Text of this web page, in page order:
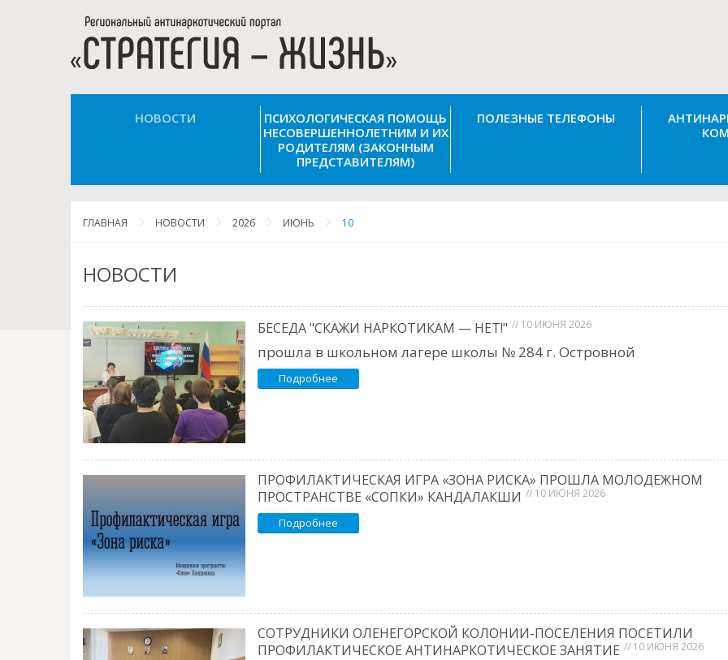
НОВОСТИ
ПСИХОЛОГИЧЕСКАЯ ПОМОЩЬ
НЕСОВЕРШЕННОЛЕТНИМ И ИХ
РОДИТЕЛЯМ (ЗАКОННЫМ
ПРЕДСТАВИТЕЛЯМ)
ПОЛЕЗНЫЕ ТЕЛЕФОНЫ
ГЛАВНАЯ НОВОСТИ 2026 ИЮНЬ 10
НОВОСТИ
БЕСЕДА "СКАЖИ НАРКОТИКАМ — НЕТ!" // 10 ИЮНЯ 2026
прошла в школьном лагере школы № 284 г. Островной
Подробнее
ПРОФИЛАКТИЧЕСКАЯ ИГРА «ЗОНА РИСКА» ПРОШЛА МОЛОДЕЖНОМ
ПРОСТРАНСТВЕ «СОПКИ» КАНДАЛАКШИ // 10 ИЮНЯ 2026
Подробнее
СОТРУДНИКИ ОЛЕНЕГОРСКОЙ КОЛОНИИ-ПОСЕЛЕНИЯ ПОСЕТИЛИ
ПРОФИЛАКТИЧЕСКОЕ АНТИНАРКОТИЧЕСКОЕ ЗАНЯТИЕ // 10 ИЮНЯ 2026